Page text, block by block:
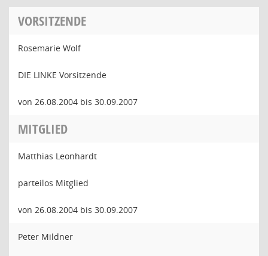
VORSITZENDE
Rosemarie Wolf
DIE LINKE Vorsitzende
von 26.08.2004 bis 30.09.2007
MITGLIED
Matthias Leonhardt
parteilos Mitglied
von 26.08.2004 bis 30.09.2007
Peter Mildner